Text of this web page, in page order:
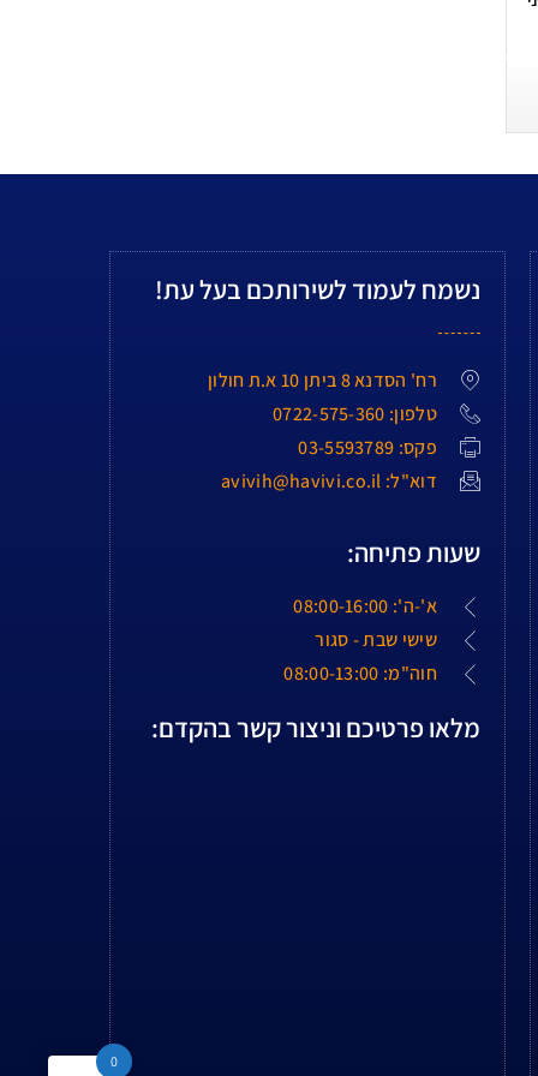
נשמח לעמוד לשירותכם בעל עת!
רח' הסדנא 8 ביתן 10 א.ת חולון
טלפון: 0722-575-360
פקס: 03-5593789
דוא"ל: avivih@havivi.co.il
שעות פתיחה:
א'-ה': 08:00-16:00
שישי שבת - סגור
חוה"מ: 08:00-13:00
מלאו פרטיכם וניצור קשר בהקדם:
0